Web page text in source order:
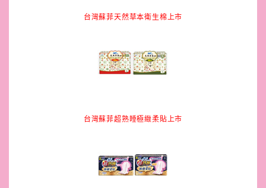
台灣蘇菲天然草本衛生棉上市
台灣蘇菲超熟睡極緻柔貼上市